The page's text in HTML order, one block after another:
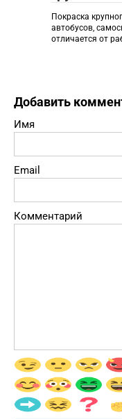
Покраска
автобусов,
отличается от
Добавить
Имя
Email
Комментарий